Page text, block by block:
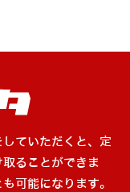
ていただくと、定
ることができま
可能になります。